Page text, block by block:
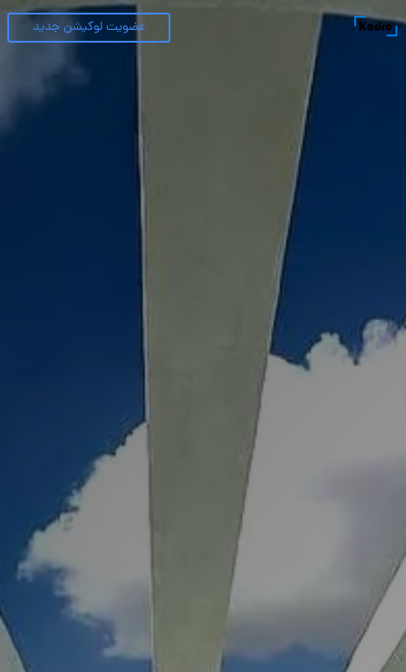
عضویت لوکیشن جدید